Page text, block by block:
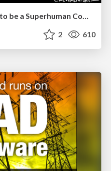
Visual Storytelling: How to be a Superhuman Communicator
2 610